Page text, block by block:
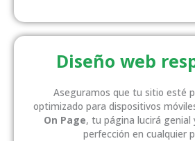
Diseño web
Aseguramos que tu sitio esté
optimizado para dispositivos
On Page, tu página lucirá genial
perfección en cualquier